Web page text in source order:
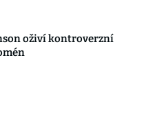
oživí kontroverzní